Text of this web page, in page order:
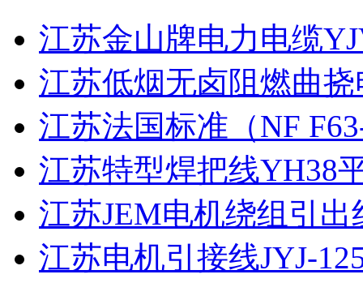
江苏金山牌电力电缆
江苏低烟无卤阻燃曲
江苏法国标准（NF
江苏特型焊把线YH38
江苏JEM电机绕组引出
江苏电机引接线JYJ-